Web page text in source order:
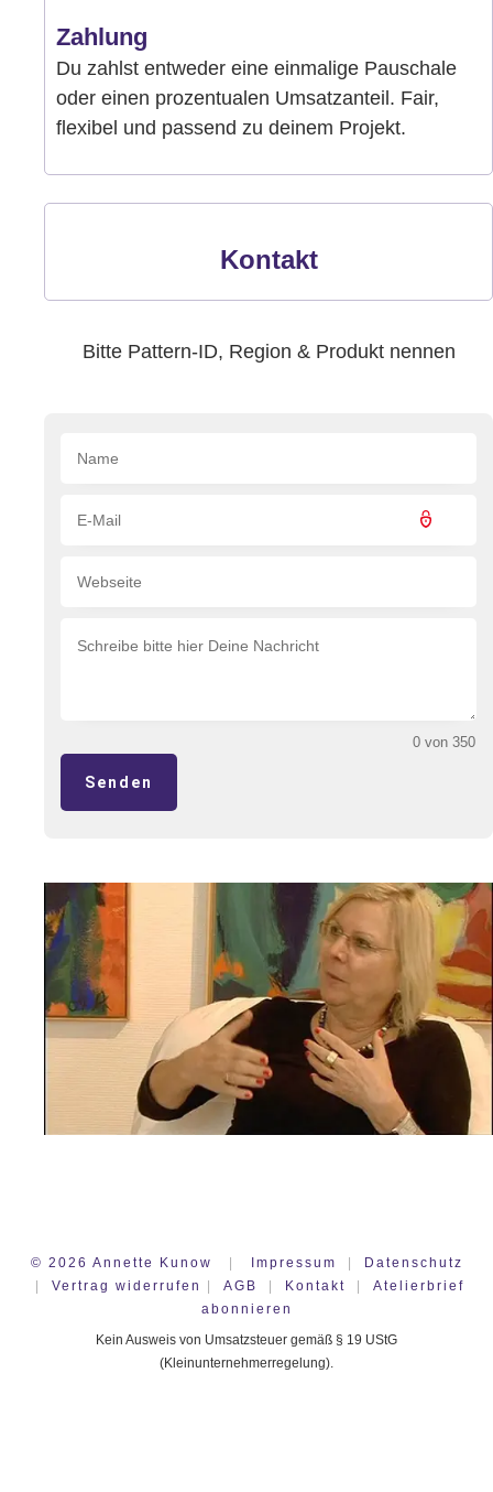
Zahlung
Du zahlst entweder eine einmalige Pauschale
oder einen prozentualen Umsatzanteil. Fair,
flexibel und passend zu deinem Projekt.
Kontakt
Bitte Pattern-ID, Region & Produkt nennen
0 von 350
Senden
© 2026 Annette Kunow Impressum
Datenschutz
Vertrag widerrufen AGB Kontakt
Atelierbrief
abonnieren
Kein Ausweis von Umsatzsteuer gemäß § 19 UStG
(Kleinunternehmerregelung).